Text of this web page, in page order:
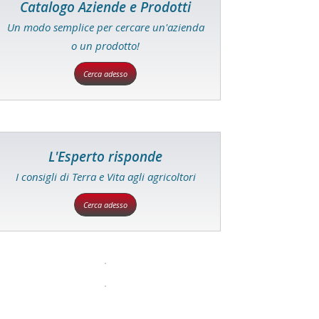
Catalogo Aziende e Prodotti
Un modo semplice per cercare un'azienda
o un prodotto!
Cerca adesso
L'Esperto risponde
I consigli di Terra e Vita agli agricoltori
Cerca adesso